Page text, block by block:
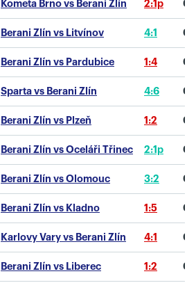
Kometa Brno vs Berani Zlín 2:1p 0
Berani Zlín vs Litvínov 4:1 0
Berani Zlín vs Pardubice 1:4 0
Sparta vs Berani Zlín 4:6 0
Berani Zlín vs Plzeň 1:2 0
Berani Zlín vs Oceláři Třinec 2:1p 0
Berani Zlín vs Olomouc 3:2 0
Berani Zlín vs Kladno 1:5 0
Karlovy Vary vs Berani Zlín 4:1 0
Berani Zlín vs Liberec 1:2 0